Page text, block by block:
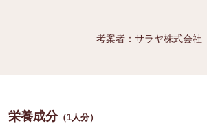
考案者：サラヤ株式会社
栄養成分（1人分）